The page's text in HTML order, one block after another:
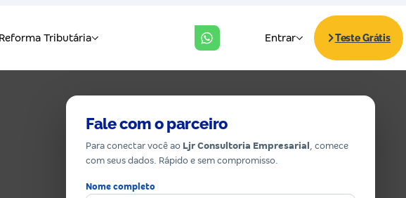
Fale com o parceiro
Para conectar você ao Ljr Consultoria Empresarial , comece
com seus dados. Rápido e sem compromisso.
Nome completo